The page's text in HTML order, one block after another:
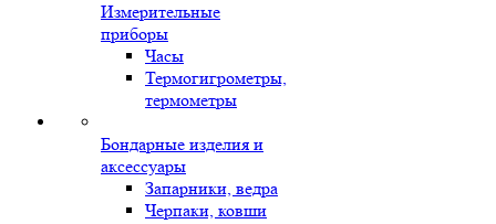
Измерительные
приборы
Часы
Термогигрометры,
термометры
Бондарные изделия и
аксессуары
Запарники, ведра
Черпаки, ковши